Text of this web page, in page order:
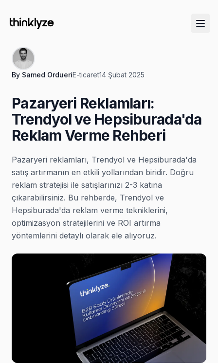
By Samed OrdueriE-ticaret14 Şubat 2025
Pazaryeri Reklamları:
Trendyol ve Hepsiburada'da
Reklam Verme Rehberi
Pazaryeri reklamları, Trendyol ve Hepsiburada'da
satış artırmanın en etkili yollarından biridir. Doğru
reklam stratejisi ile satışlarınızı 2-3 katına
çıkarabilirsiniz. Bu rehberde, Trendyol ve
Hepsiburada'da reklam verme tekniklerini,
optimizasyon stratejilerini ve ROI artırma
yöntemlerini detaylı olarak ele alıyoruz.